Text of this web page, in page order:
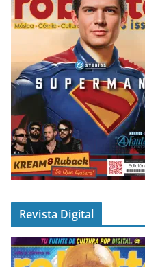
Revista Digital